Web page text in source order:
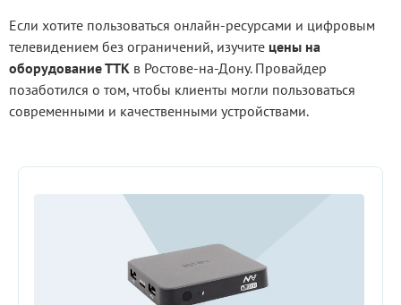
Если хотите пользоваться онлайн-ресурсами и цифровым
телевидением без ограничений, изучите цены на
оборудование ТТК в Ростове-на-Дону. Провайдер
позаботился о том, чтобы клиенты могли пользоваться
современными и качественными устройствами.